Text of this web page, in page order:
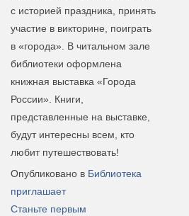
с историей праздника, принять
участие в викторине, поиграть
в «города». В читальном зале
библиотеки оформлена
книжная выставка «Города
России». Книги,
представленные на выставке,
будут интересны всем, кто
любит путешествовать!
Опубликовано в Библиотека
приглашает
Станьте первым